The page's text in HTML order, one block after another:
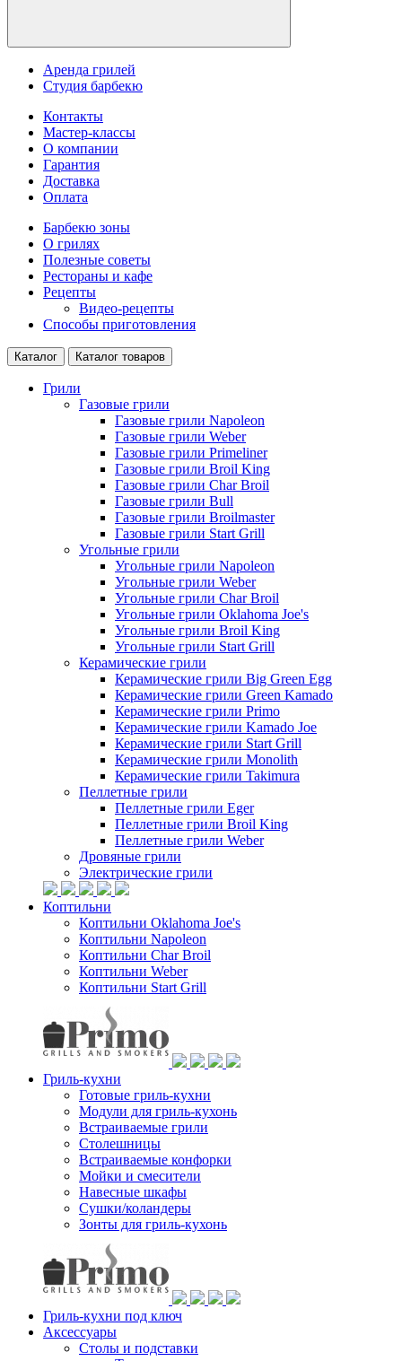
Аренда грилей
Студия барбекю
Контакты
Мастер-классы
О компании
Гарантия
Доставка
Оплата
Барбекю зоны
О грилях
Полезные советы
Рестораны и кафе
Рецепты
Видео-рецепты
Способы приготовления
Каталог Каталог товаров
Грили
Газовые грили
Газовые грили Napoleon
Газовые грили Weber
Газовые грили Primeliner
Газовые грили Broil King
Газовые грили Char Broil
Газовые грили Bull
Газовые грили Broilmaster
Газовые грили Start Grill
Угольные грили
Угольные грили Napoleon
Угольные грили Weber
Угольные грили Char Broil
Угольные грили Oklahoma Joe's
Угольные грили Broil King
Угольные грили Start Grill
Керамические грили
Керамические грили Big Green Egg
Керамические грили Green Kamado
Керамические грили Primo
Керамические грили Kamado Joe
Керамические грили Start Grill
Керамические грили Monolith
Керамические грили Takimura
Пеллетные грили
Пеллетные грили Eger
Пеллетные грили Broil King
Пеллетные грили Weber
Дровяные грили
Электрические грили
Коптильни
Коптильни Oklahoma Joe's
Коптильни Napoleon
Коптильни Char Broil
Коптильни Weber
Коптильни Start Grill
Гриль-кухни
Готовые гриль-кухни
Модули для гриль-кухонь
Встраиваемые грили
Столешницы
Встраиваемые конфорки
Мойки и смесители
Навесные шкафы
Сушки/коландеры
Зонты для гриль-кухонь
Гриль-кухни под ключ
Аксессуары
Столы и подставки